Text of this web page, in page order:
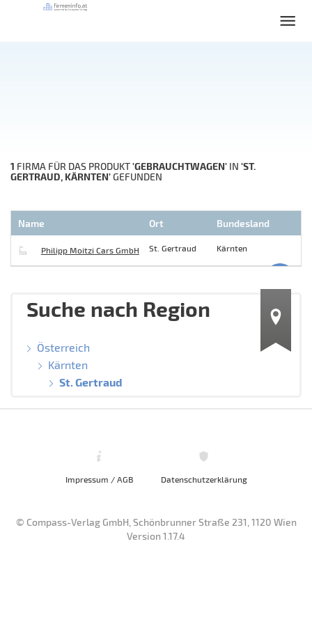
1 FIRMA FÜR DAS PRODUKT'GEBRAUCHTWAGEN' IN 'ST.
GERTRAUD, KÄRNTEN'GEFUNDEN
Name Ort Bundesland
Philipp Moitzi Cars GmbH St. Gertraud Kärnten
Suche nach Region
Österreich
Kärnten
St. Gertraud
Impressum / AGB Datenschutzerklärung
© Compass-Verlag GmbH, Schönbrunner Straße 231, 1120 Wien
Version 1.17.4